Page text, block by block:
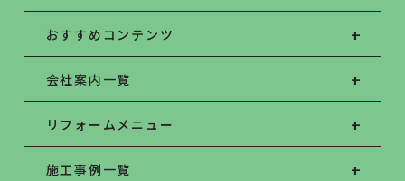
おすすめコンテンツ
会社案内一覧
リフォームメニュー
施工事例一覧